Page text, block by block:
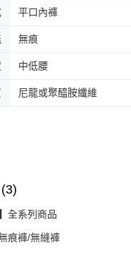
平口內褲
無痕
中低腰
尼龍或聚醯胺纖維
▍全系列商品
痕褲/無縫褲